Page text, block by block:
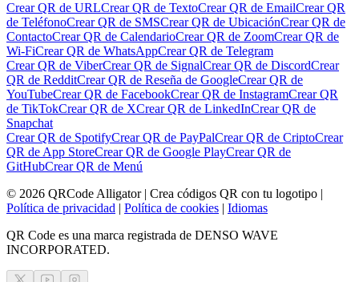
Crear QR de URLCrear QR de TextoCrear QR de EmailCrear QR
de TeléfonoCrear QR de SMSCrear QR de UbicaciónCrear QR de
ContactoCrear QR de CalendarioCrear QR de ZoomCrear QR de
Wi-FiCrear QR de WhatsAppCrear QR de Telegram
Crear QR de ViberCrear QR de SignalCrear QR de DiscordCrear
QR de RedditCrear QR de Reseña de GoogleCrear QR de
YouTubeCrear QR de FacebookCrear QR de InstagramCrear QR
de TikTokCrear QR de XCrear QR de LinkedInCrear QR de
Snapchat
Crear QR de SpotifyCrear QR de PayPalCrear QR de CriptoCrear
QR de App StoreCrear QR de Google PlayCrear QR de
GitHubCrear QR de Menú
© 2026 QRCode Alligator | Crea códigos QR con tu logotipo |
Política de privacidad | Política de cookies | Idiomas
QR Code es una marca registrada de DENSO WAVE
INCORPORATED.